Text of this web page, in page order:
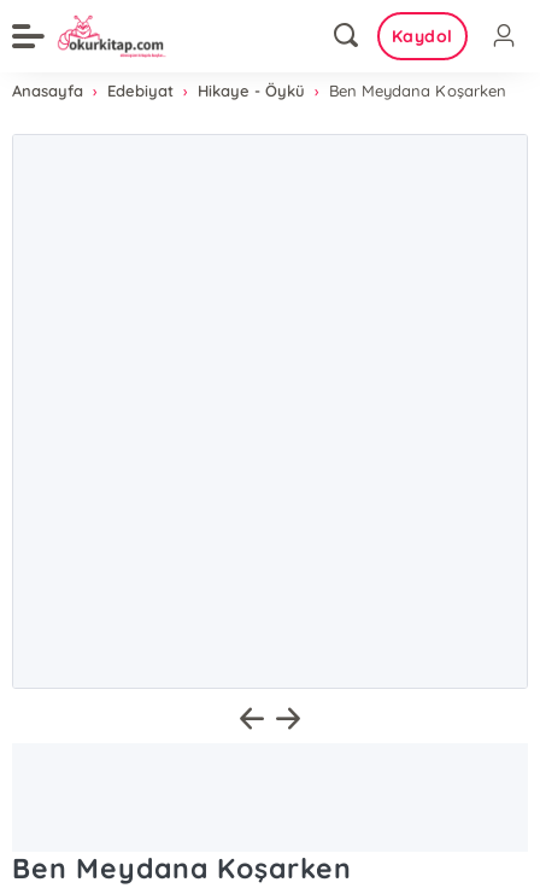
Kaydol
Anasayfa Edebiyat Hikaye - Öykü Ben Meydana Koşarken
Ben Meydana Koşarken